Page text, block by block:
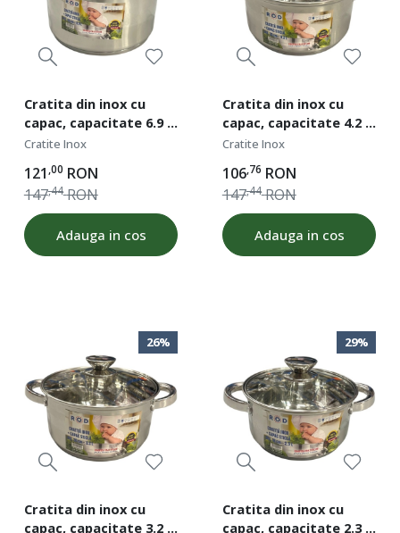
Cratita din inox cu
capac, capacitate 6.9 l,
diametru 26 cm, fund
ROD 16450
Cratite Inox
121 ,00 RON
147,44 RON
Adauga in cos
Cratita din inox cu
capac, capacitate 4.2 l,
diametru 22 cm, fund
ROD 16448
Cratite Inox
106,76 RON
147,44 RON
Adauga in cos
26%
Cratita din inox cu
capac, capacitate 3.2 l,
29%
Cratita din inox cu
capac, capacitate 2.3 l,